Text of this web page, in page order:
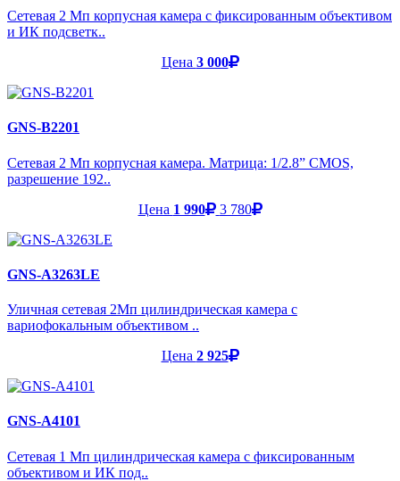
Сетевая 2 Мп корпусная камера с фиксированным объективом
и ИК подсветк..
Цена 3 000
GNS-B2201
Сетевая 2 Мп корпусная камера. Матрица: 1/2.8” CMOS,
разрешение 192..
Цена 1 990 3 780
GNS-A3263LE
Уличная сетевая 2Мп цилиндрическая камера с
вариофокальным объективом ..
Цена 2 925
GNS-A4101
Cетевая 1 Мп цилиндрическая камера с фиксированным
объективом и ИК под..